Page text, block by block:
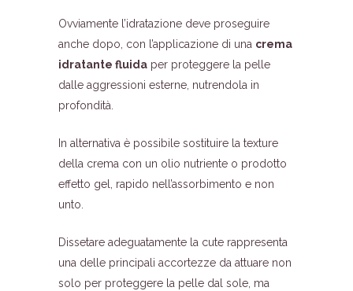
Ovviamente l’idratazione deve proseguire
anche dopo, con l’applicazione di una crema
idratante fluida per proteggere la pelle
dalle aggressioni esterne, nutrendola in
profondità.
In alternativa è possibile sostituire la texture
della crema con un olio nutriente o prodotto
effetto gel, rapido nell’assorbimento e non
unto.
Dissetare adeguatamente la cute rappresenta
una delle principali accortezze da attuare non
solo per proteggere la pelle dal sole, ma